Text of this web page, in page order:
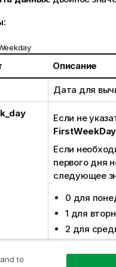
Описание
Дата для
Если не
FirstWeekDay
Если
первого дня
следующее
0 для
1 для
2 для
to